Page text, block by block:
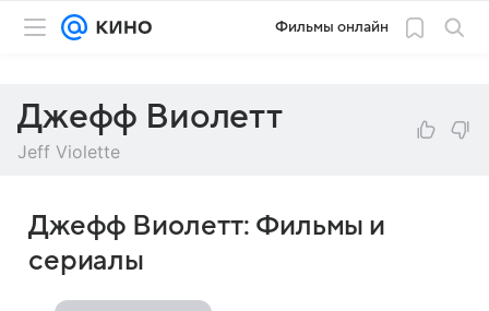
Фильмы онлайн
Джефф Виолетт
Jeff Violette
Джефф Виолетт: Фильмы и
сериалы